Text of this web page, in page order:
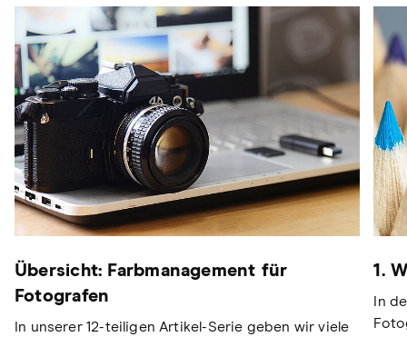
Übersicht: Farbmanagement für
Fotografen
In unserer 12-teiligen Artikel-Serie geben wir viele
1.
In